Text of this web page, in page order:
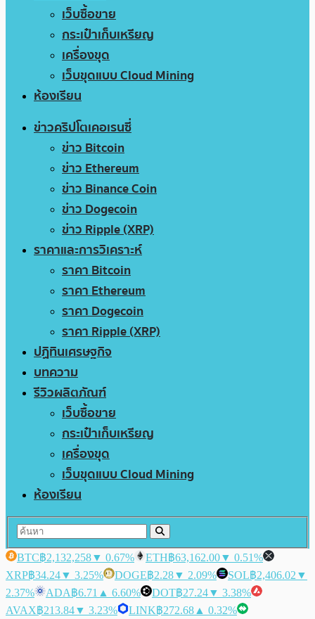
เว็บซื้อขาย
กระเป๋าเก็บเหรียญ
เครื่องขุด
เว็บขุดแบบ Cloud Mining
ห้องเรียน
ข่าวคริปโตเคอเรนซี่
ข่าว Bitcoin
ข่าว Ethereum
ข่าว Binance Coin
ข่าว Dogecoin
ข่าว Ripple (XRP)
ราคาและการวิเคราะห์
ราคา Bitcoin
ราคา Ethereum
ราคา Dogecoin
ราคา Ripple (XRP)
ปฏิทินเศรษฐกิจ
บทความ
รีวิวผลิตภัณฑ์
เว็บซื้อขาย
กระเป๋าเก็บเหรียญ
เครื่องขุด
เว็บขุดแบบ Cloud Mining
ห้องเรียน
BTC฿2,132,258▼ 0.67% ETH฿63,162.00▼ 0.51%
XRP฿34.24▼ 3.25% DOGE฿2.28▼ 2.09% SOL฿2,406.02 ▼
2.37%
ADA฿6.71 ▲ 6.60% DOT฿27.24▼ 3.38%
AVAX฿213.84▼ 3.23% LINK฿272.68 ▲ 0.32%